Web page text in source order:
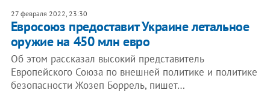
27 февраля 2022, 23:30
Евросоюз предоставит Украине летальное
оружие на 450 млн евро
Об этом рассказал высокий представитель
Европейского Союза по внешней политике и политике
безопасности Жозеп Боррель, пишет…